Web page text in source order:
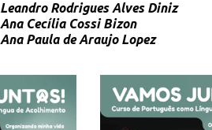
Leandro Rodrigues Alves Diniz
Ana Cecília Cossi Bizon
Ana Paula de Araujo Lopez